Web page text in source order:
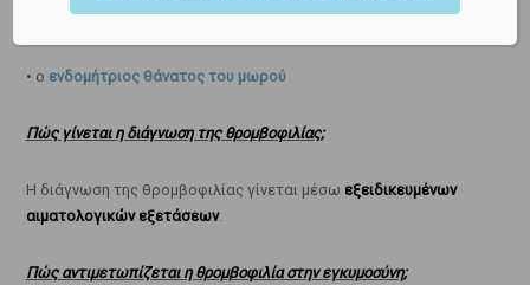
αποκόλληση του πλακούντα
• ο ενδομήτριος θάνατος του μωρού
Πώς γίνεται η διάγνωση της θρομβοφιλίας;
Η διάγνωση της θρομβοφιλίας γίνεται μέσω εξειδικευμένων
αιματολογικών εξετάσεων.
Πώς αντιμετωπίζεται η θρομβοφιλία στην εγκυμοσύνη;